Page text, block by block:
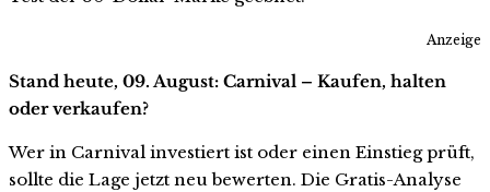
Anzeige
Stand heute, 09. August: Carnival – Kaufen, halten
oder verkaufen?
Wer in Carnival investiert ist oder einen Einstieg prüft,
sollte die Lage jetzt neu bewerten. Die Gratis-Analyse